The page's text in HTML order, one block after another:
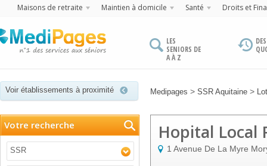
Maisons de retraite Maintien à domicile Santé Droits et
LES
SENIORS DE
A À Z
Voir établissements à proximité Medipages > SSR Aquitaine >
Votre recherche
SSR
Hopital Local
1 Avenue De La Myre